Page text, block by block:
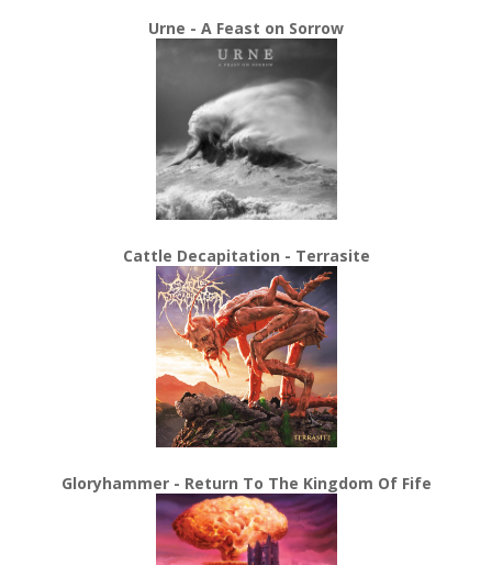
Urne - A Feast on Sorrow
Cattle Decapitation - Terrasite
Gloryhammer - Return To The Kingdom Of Fife